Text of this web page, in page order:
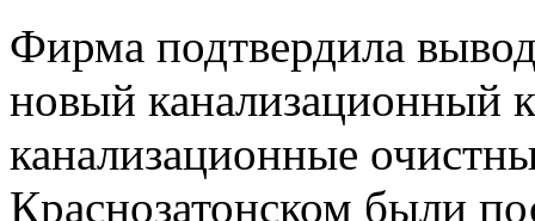
Фирма подтвердила
новый канализационный
канализационные
Краснозатонском были